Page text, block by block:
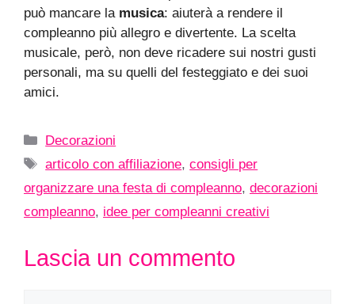
può mancare la musica: aiuterà a rendere il
compleanno più allegro e divertente. La scelta
musicale, però, non deve ricadere sui nostri gusti
personali, ma su quelli del festeggiato e dei suoi
amici.
Categorie
Decorazioni
Tag
articolo con affiliazione,consigli per
organizzare una festa di compleanno, decorazioni
compleanno, idee per compleanni creativi
Lascia un commento